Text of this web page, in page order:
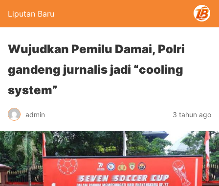
Liputan Baru
Wujudkan Pemilu Damai, Polri
gandeng jurnalis jadi “cooling
system”
admin 3 tahun ago